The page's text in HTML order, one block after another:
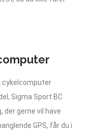
cykelcomputer
Sigma Sport BC
der gerne vil have
GPS, får du i